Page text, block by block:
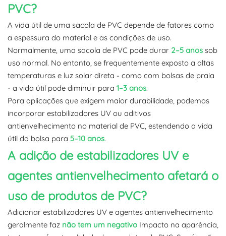
PVC?
A vida útil de uma sacola de PVC depende de fatores como
a espessura do material e as condições de uso.
Normalmente, uma sacola de PVC pode durar 2–5 anos sob
uso normal. No entanto, se frequentemente exposto a altas
temperaturas e luz solar direta - como com bolsas de praia
- a vida útil pode diminuir para 1–3 anos.
Para aplicações que exigem maior durabilidade, podemos
incorporar estabilizadores UV ou aditivos
antienvelhecimento no material de PVC, estendendo a vida
útil da bolsa para 5–10 anos.
A adição de estabilizadores UV e
agentes antienvelhecimento afetará o
uso de produtos de PVC?
Adicionar estabilizadores UV e agentes antienvelhecimento
geralmente faz não tem um negativo Impacto na aparência,